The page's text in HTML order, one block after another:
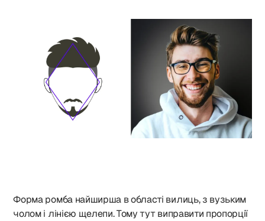
Форма ромба найширша в області вилиць, з вузьким
чолом і лінією щелепи. Тому тут виправити пропорції